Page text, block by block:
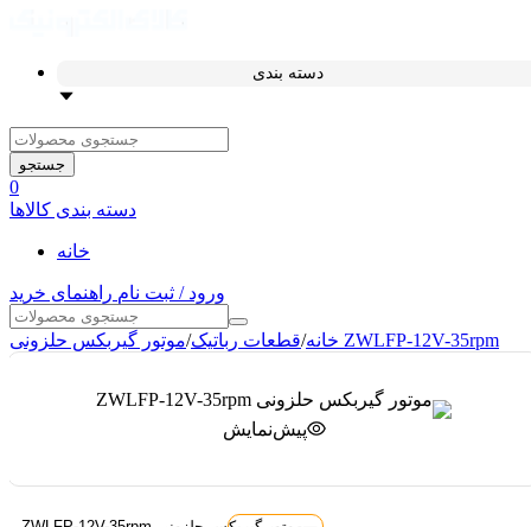
دسته بندی
جستجو
0
دسته بندی کالاها
خانه
ورود / ثبت نام راهنمای خرید
خانه/قطعات رباتیک/ موتور گیربکس حلزونی ZWLFP-12V-35rpm
پیش‌نمایش